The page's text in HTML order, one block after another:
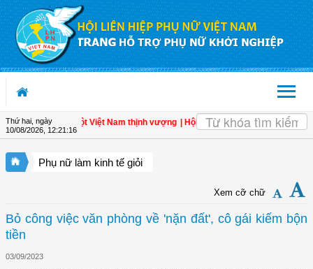
Truy cập nội dung luôn
Thứ hai, ngày
10/08/2026 12:21:17
Đòn bẩy cho một Việt Nam thịnh vượng | Hội LHPN tỉnh Kiên Giang biểu
Phụ nữ làm kinh tế giỏi
Xem cỡ chữ
Bỏ công việc văn phòng về 'nặn đất', cô gái kiếm bộn
tiền
03/09/2023